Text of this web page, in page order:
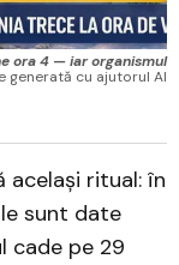
ora 4 — iar organismul
generată cu ajutorul AI
același ritual: în
sunt date
cade pe 29